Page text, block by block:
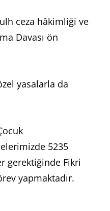
ceza hâkimliği ve
Davası ön
yasalarla da
5235
gerektiğinde Fikri
yapmaktadır.